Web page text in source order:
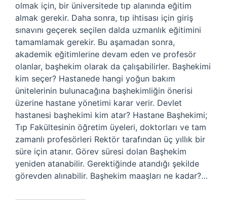
olmak için, bir üniversitede tıp alanında eğitim
almak gerekir. Daha sonra, tıp ihtisası için giriş
sınavını geçerek seçilen dalda uzmanlık eğitimini
tamamlamak gerekir. Bu aşamadan sonra,
akademik eğitimlerine devam eden ve profesör
olanlar, başhekim olarak da çalışabilirler. Başhekimi
kim seçer? Hastanede hangi yoğun bakım
ünitelerinin bulunacağına başhekimliğin önerisi
üzerine hastane yönetimi karar verir. Devlet
hastanesi başhekimi kim atar? Hastane Başhekimi;
Tıp Fakültesinin öğretim üyeleri, doktorları ve tam
zamanlı profesörleri Rektör tarafından üç yıllık bir
süre için atanır. Görev süresi dolan Başhekim
yeniden atanabilir. Gerektiğinde atandığı şekilde
görevden alınabilir. Başhekim maaşları ne kadar?…